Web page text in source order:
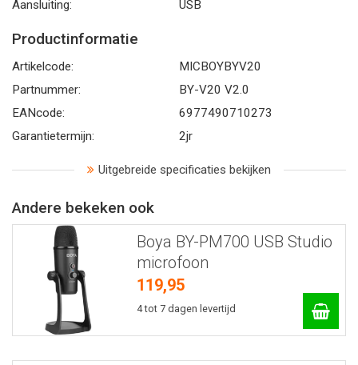
Aansluiting:
USB
Productinformatie
Artikelcode:
MICBOYBYV20
Partnummer:
BY-V20 V2.0
EANcode:
6977490710273
Garantietermijn:
2jr
Uitgebreide specificaties bekijken
Andere bekeken ook
Boya BY-PM700 USB Studio
microfoon
119,95
4 tot 7 dagen levertijd